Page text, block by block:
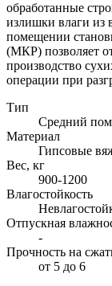
обработанные
излишки влаги из
помещении
(МКР) позволяет
производство
операции при
Тип
Средний
Материал
Гипсовые
Вес, кг
900-1200
Влагостойкость
Отпускная
-
Прочность на
от 5 до 6